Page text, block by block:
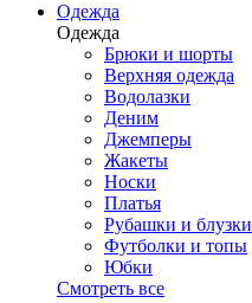
Одежда
Одежда
Брюки и шорты
Верхняя одежда
Водолазки
Деним
Джемперы
Жакеты
Носки
Платья
Рубашки и блузки
Футболки и топы
Юбки
Смотреть все